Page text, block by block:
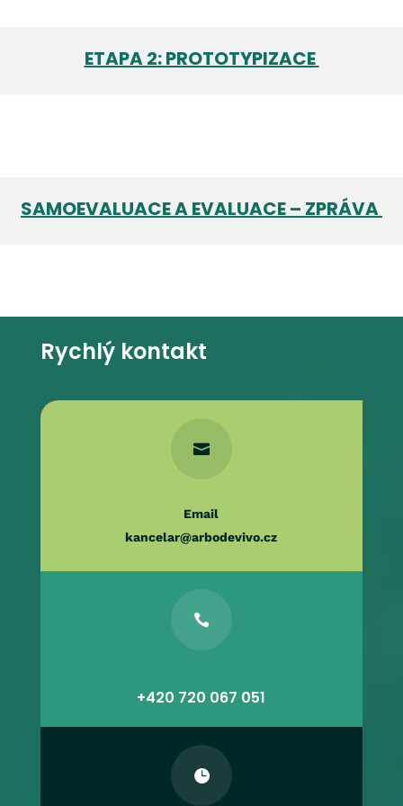
ETAPA 2: PROTOTYPIZACE
SAMOEVALUACE A EVALUACE – ZPRÁVA
Rychlý kontakt

Email
kancelar@arbodevivo.cz

+420 720 067 051
